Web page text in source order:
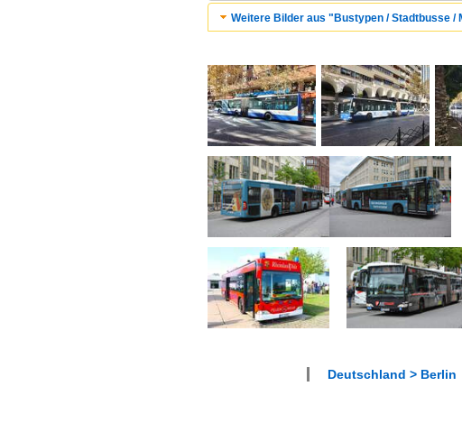
Weitere Bilder aus "Bustypen / Stadtbusse /
Deutschland > Berlin